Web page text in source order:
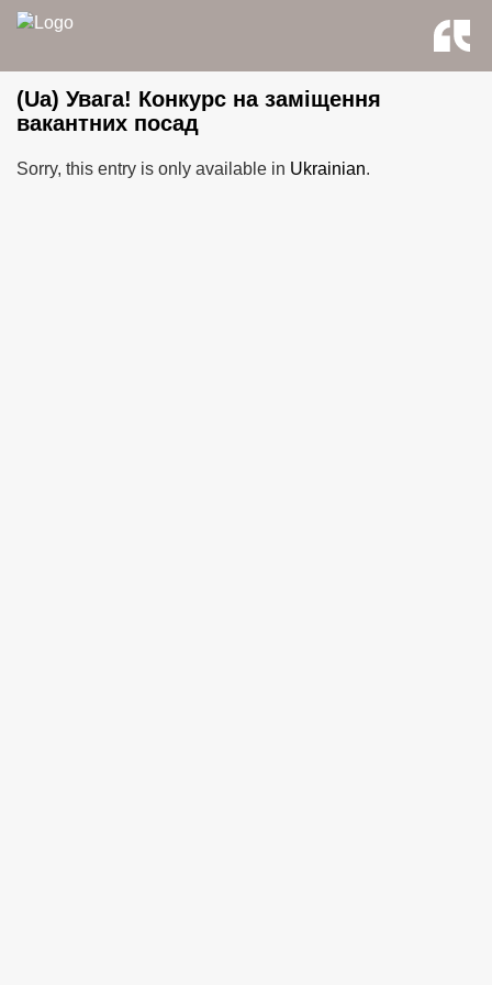
back to news
(Ua) Увага! Конкурс на заміщення
вакантних посад
Sorry, this entry is only available in Ukrainian.